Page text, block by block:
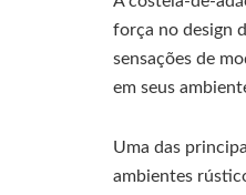
força no design
sensações de
em seus
Uma das
ambientes